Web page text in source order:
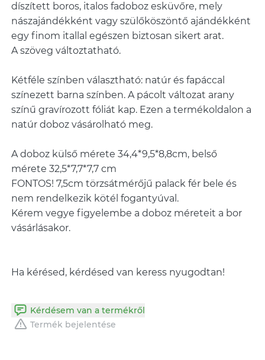
díszített boros, italos fadoboz esküvőre, mely
nászajándékként vagy szülőköszöntő ajándékként
egy finom itallal egészen biztosan sikert arat.
A szöveg változtatható.
Kétféle színben választható: natúr és fapáccal
színezett barna színben. A pácolt változat arany
színű gravírozott fóliát kap. Ezen a termékoldalon a
natúr doboz vásárolható meg.
A doboz külső mérete 34,4*9,5*8,8cm, belső
mérete 32,5*7,7*7,7 cm
FONTOS! 7,5cm törzsátmérőjű palack fér bele és
nem rendelkezik kötél fogantyúval.
Kérem vegye figyelembe a doboz méreteit a bor
vásárlásakor.
Ha kérésed, kérdésed van keress nyugodtan!
Kérdésem van a termékről
Termék bejelentése